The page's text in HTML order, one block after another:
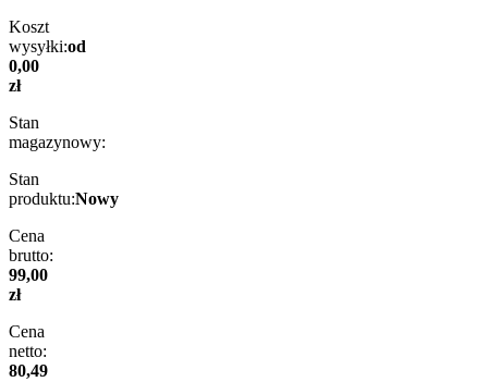
Koszt
wysyłki:od
0,00
zł
Stan
magazynowy:
Stan
produktu:Nowy
Cena
brutto:
99,00
zł
Cena
netto:
80,49